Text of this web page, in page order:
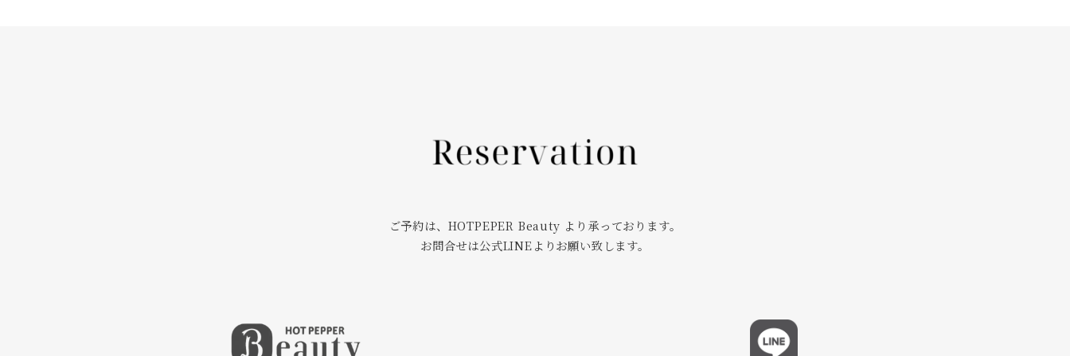
ご予約は、HOTPEPER Beauty より承っております。
お問合せは公式LINEよりお願い致します。